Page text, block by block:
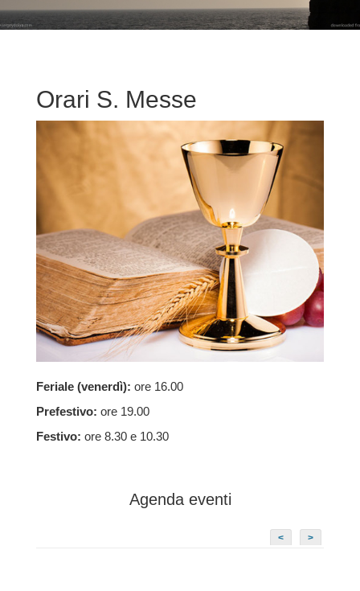
Orari S. Messe
Feriale (venerdì): ore 16.00
Prefestivo: ore 19.00
Festivo: ore 8.30 e 10.30
Agenda eventi
< >